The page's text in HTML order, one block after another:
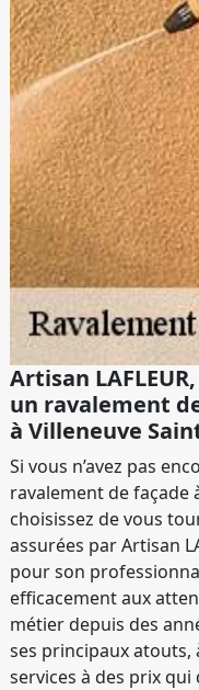
Artisan
un ravalement
à Villeneuve
Si vous n’avez pas
ravalement de façade
choisissez de vous
assurées par Artisan
pour son
efficacement aux
métier depuis des
ses principaux atouts,
services à des prix